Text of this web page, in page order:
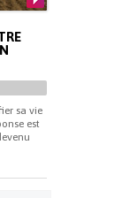
sa vie
est